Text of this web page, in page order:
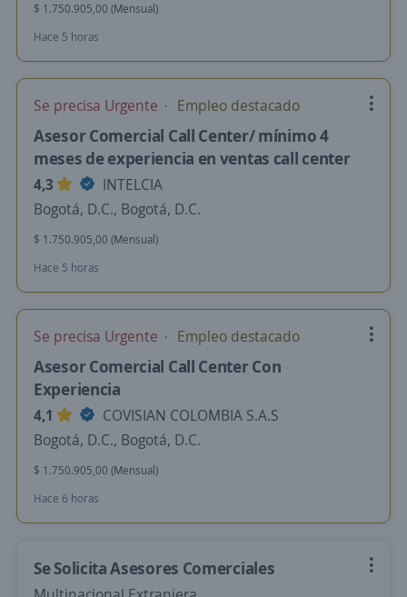
$ 1.750.905,00 (Mensual)
Hace 5 horas
Se precisa Urgente Empleo destacado
Asesor Comercial Call Center/ mínimo 4
meses de experiencia en ventas call center
4,3
INTELCIA
Bogotá, D.C., Bogotá, D.C.
$ 1.750.905,00 (Mensual)
Hace 5 horas
Se precisa Urgente Empleo destacado
Asesor Comercial Call Center Con
Experiencia
4,1
COVISIAN COLOMBIA S.A.S
Bogotá, D.C., Bogotá, D.C.
$ 1.750.905,00 (Mensual)
Hace 6 horas
Se Solicita Asesores Comerciales